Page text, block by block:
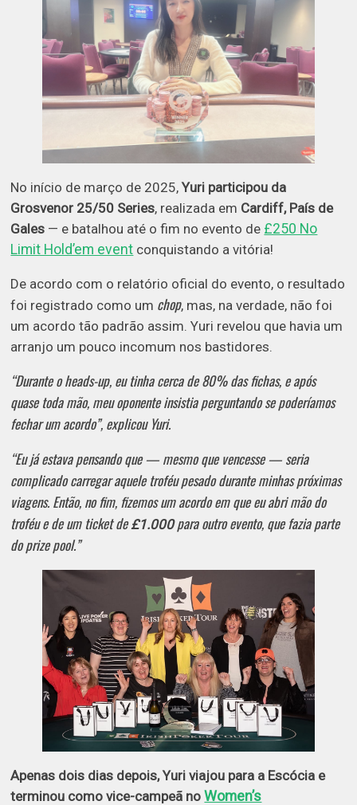
No início de março de 2025,Yuri participou da
Grosvenor 25/50 Series, realizada em Cardiff, País de
Gales — e batalhou até o fim no evento de £250 No
Limit Hold’em event conquistando a vitória!
De acordo com o relatório oficial do evento, o resultado
foi registrado como um chop, mas, na verdade, não foi
um acordo tão padrão assim. Yuri revelou que havia um
arranjo um pouco incomum nos bastidores.
“Durante o heads-up, eu tinha cerca de 80% das fichas, e após
quase toda mão, meu oponente insistia perguntando se poderíamos
fechar um acordo”, explicou Yuri.
“Eu já estava pensando que — mesmo que vencesse — seria
complicado carregar aquele troféu pesado durante minhas próximas
viagens. Então, no fim, fizemos um acordo em que eu abri mão do
troféu e de um ticket de£1.000para outro evento, que fazia parte
do prize pool.”
Apenas dois dias depois, Yuri viajou para a Escócia e
terminou comovice-campeã no Women’s